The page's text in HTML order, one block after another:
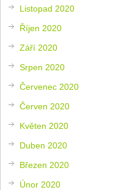
Listopad 2020
Říjen 2020
Září 2020
Srpen 2020
Červenec 2020
Červen 2020
Květen 2020
Duben 2020
Březen 2020
Únor 2020